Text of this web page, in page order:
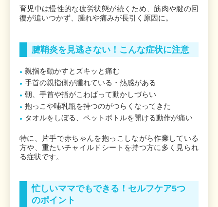
育児中は慢性的な疲労状態が続くため、筋肉や腱の回
復が追いつかず、腫れや痛みが長引く原因に。
腱鞘炎を見逃さない！こんな症状に注意
親指を動かすとズキッと痛む
手首の親指側が腫れている・熱感がある
朝、手首や指がこわばって動かしづらい
抱っこや哺乳瓶を持つのがつらくなってきた
タオルをしぼる、ペットボトルを開ける動作が痛い
特に、片手で赤ちゃんを抱っこしながら作業している
方や、重たいチャイルドシートを持つ方に多く見られ
る症状です。
忙しいママでもできる！セルフケア5つ
のポイント